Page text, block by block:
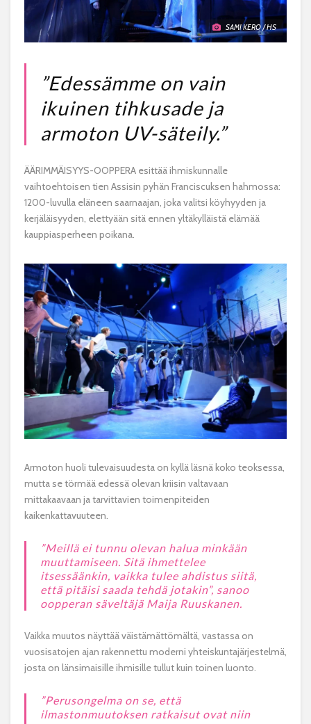
SAMI KERO / HS
”Edessämme on vain
ikuinen tihkusade ja
armoton UV-säteily.”
ÄÄRIMMÄISYYS-OOPPERA esittää ihmiskunnalle
vaihtoehtoisen tien Assisin pyhän Franciscuksen hahmossa:
1200-luvulla eläneen saarnaajan, joka valitsi köyhyyden ja
kerjäläisyyden, elettyään sitä ennen yltäkylläistä elämää
kauppiasperheen poikana.
Armoton huoli tulevaisuudesta on kyllä läsnä koko teoksessa,
mutta se törmää edessä olevan kriisin valtavaan
mittakaavaan ja tarvittavien toimenpiteiden
kaikenkattavuuteen.
”Meillä ei tunnu olevan halua minkään
muuttamiseen. Sitä ihmettelee
itsessäänkin, vaikka tulee ahdistus siitä,
että pitäisi saada tehdä jotakin”, sanoo
oopperan säveltäjä Maija Ruuskanen.
Vaikkamuutos näyttää väistämättömältä, vastassa on
vuosisatojen ajan rakennettu moderni yhteiskuntajärjestelmä,
josta on länsimaisille ihmisille tullut kuin toinen luonto.
”Perusongelma on se, että
ilmastonmuutoksen ratkaisut ovat niin